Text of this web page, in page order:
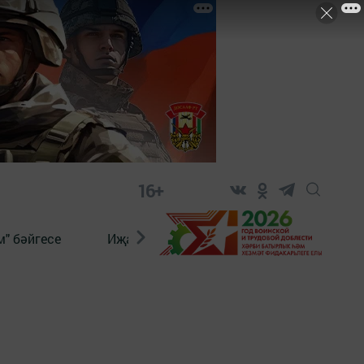
16+
бәйгесе Иҗат Реклама Онлайн